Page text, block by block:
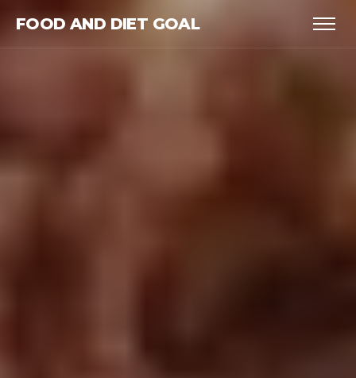
FOOD AND DIET GOAL